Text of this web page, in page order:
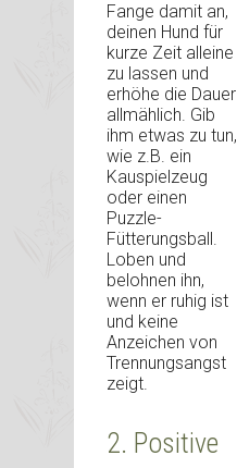
Fange damit an,
deinen Hund für
kurze Zeit alleine
zu lassen und
erhöhe die Dauer
allmählich. Gib
ihm etwas zu tun,
wie z.B. ein
Kauspielzeug
oder einen
Puzzle-
Fütterungsball.
Loben und
belohnen ihn,
wenn er ruhig ist
und keine
Anzeichen von
Trennungsangst
zeigt.
2. Positive